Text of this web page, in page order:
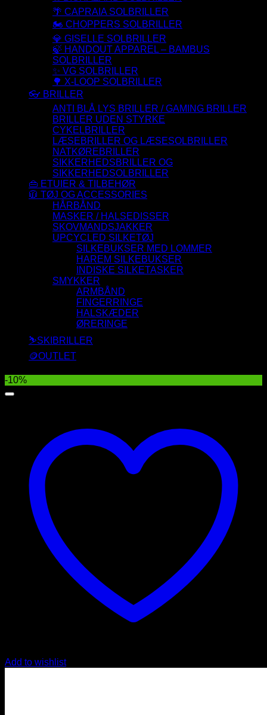
🌴 CAPRAIA SOLBRILLER
🏍️ CHOPPERS SOLBRILLER
💎 GISELLE SOLBRILLER
🍃 HANDOUT APPAREL – BAMBUS
SOLBRILLER
✨ VG SOLBRILLER
🌳 X-LOOP SOLBRILLER
👓 BRILLER
ANTI BLÅ LYS BRILLER / GAMING BRILLER
BRILLER UDEN STYRKE
CYKELBRILLER
LÆSEBRILLER OG LÆSESOLBRILLER
NATKØREBRILLER
SIKKERHEDSBRILLER OG
SIKKERHEDSOLBRILLER
👜 ETUIER & TILBEHØR
🧥 TØJ OG ACCESSORIES
HÅRBÅND
MASKER / HALSEDISSER
SKOVMANDSJAKKER
UPCYCLED SILKETØJ
SILKEBUKSER MED LOMMER
HAREM SILKEBUKSER
INDISKE SILKETASKER
SMYKKER
ARMBÅND
FINGERRINGE
HALSKÆDER
ØRERINGE
⛷️SKIBRILLER
🪙OUTLET
-10%
Add to wishlist